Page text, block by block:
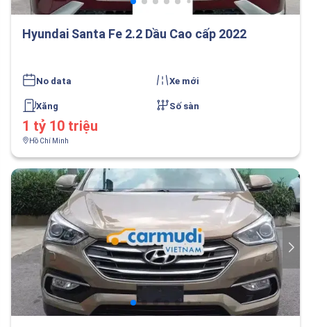
Hyundai Santa Fe 2.2 Dầu Cao cấp 2022
No data Xe mới
Xăng Số sàn
1 tỷ 10 triệu
Hồ Chí Minh